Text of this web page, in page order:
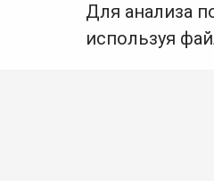
Для анализа
используя